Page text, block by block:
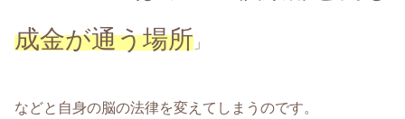
成金が通う場所 」
などと自身の脳の法律を変えてしまうのです。